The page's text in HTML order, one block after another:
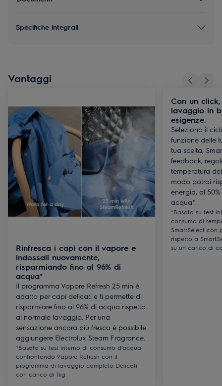
Specifiche integrali
Vantaggi
Rinfresca i capi con il vapore e
indossali nuovamente,
risparmiando fino al 96% di
acqua*
Il programma Vapore Refresh 25 min è
adatto per capi delicati e ti permette di
risparmiare fino al 96% di acqua rispetto
al normale lavaggio. Per una
sensazione ancora più fresca è possibile
aggiungere Electrolux Steam Fragrance.​
*Basato su test interno di consumo d’acqua
confrontando Vapore Refresh con il
programma di lavaggio completo Delicati
con carico di 1kg.
Con un
lavaggio in
esigenze.
Seleziona il
funzione delle
tua scelta,
feedback,
temperatura
modo potrai
energia, al
acqua*​.
*Basato su test
consumo di
SmartSelect con
rispetto a
su un carico di